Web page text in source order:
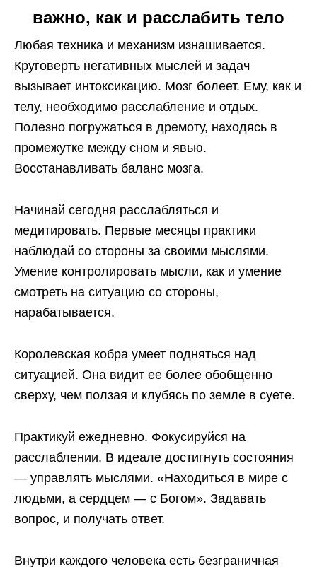
важно, как и расслабить тело
Любая техника и механизм изнашивается.
Круговерть негативных мыслей и задач
вызывает интоксикацию. Мозг болеет. Ему, как и
телу, необходимо расслабление и отдых.
Полезно погружаться в дремоту, находясь в
промежутке между сном и явью.
Восстанавливать баланс мозга.
Начинай сегодня расслабляться и
медитировать. Первые месяцы практики
наблюдай со стороны за своими мыслями.
Умение контролировать мысли, как и умение
смотреть на ситуацию со стороны,
нарабатывается.
Королевская кобра умеет подняться над
ситуацией. Она видит ее более обобщенно
сверху, чем ползая и клубясь по земле в суете.
Практикуй ежедневно. Фокусируйся на
расслаблении. В идеале достигнуть состояния
— управлять мыслями. «Находиться в мире с
людьми, а сердцем — с Богом». Задавать
вопрос, и получать ответ.
Внутри каждого человека есть безграничная